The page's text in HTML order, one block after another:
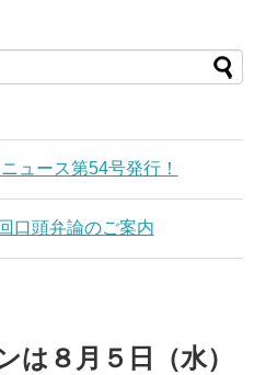
ュース第54号発行！
口頭弁論のご案内
は８月５日（水）